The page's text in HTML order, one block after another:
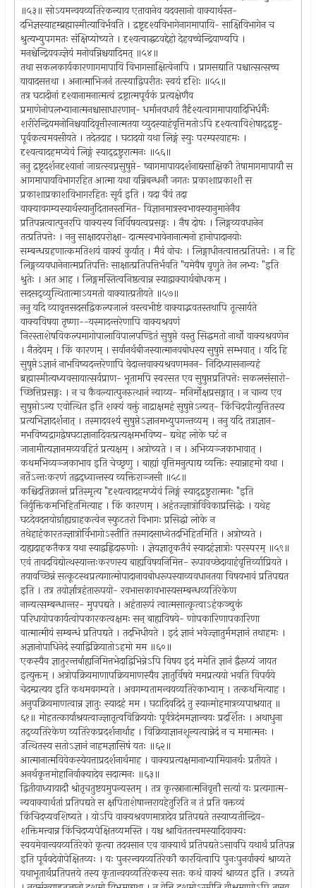
॥५३॥ सोऽयमन्वयव्यतिरेकन्याय एतावानेव यदवसानो वाक्यार्थस्त-
दभिज्ञस्याहम्ब्रह्मास्मीत्याविर्भवति । द्रष्टृदृश्यविभागेनागमापायि- साक्षिविभागेन च
श्रुत्यभ्युपगमतः संक्षिप्योच्यते । दृश्यत्वाद्घटवद्देहो देहवच्चेन्द्रियाण्यपि ।
मनश्चेन्द्रियवज्ज्ञेयं मनोवन्निश्चयादिमत् ॥५४॥
तथा सकलकार्यकारणागमापायि विभागसाक्षित्वेनापि । प्रागसद्याति पश्चात्सत्सच्च
यायादसत्तथा । अनात्माभिजनं तत्स्याद्विपरीतः स्वयं दृशिः ॥५५॥
तत्र घटादीनां दृश्यानामनात्मत्वं द्रष्ट्रात्मपूर्वकं प्रत्यक्षेणैव
प्रमाणेनोपलभ्यानात्मनश्चासाधारणान्- धर्मानवधार्य तैर्दृश्यत्वागमापायादिभिर्धर्मैः
शरीरेन्द्रियमनोनिश्चयादिवृत्तीरनात्मतया व्युदस्याहंवृत्तिमतोऽपि दृश्यत्वाविशेषाद्द्रष्टृ-
पूर्वकत्वमवसीयते । तदेतदाह । घटादयो यथा लिङ्गं स्युः परम्परयाहमः ।
दृश्यत्वादहमप्येवं लिङ्गं स्याद्द्रष्टुरात्मनः ॥५६॥
ननु द्रष्टृदर्शनदृश्यानां जाग्रत्स्वप्नसुषुप्ते- ष्वागमापायदर्शनाद्यसाक्षिकौ तेषामागमापायौ स
आगमापायविभागरहित आत्मा यथा यन्निबन्धनौ जगतः प्रकाशाप्रकाशौ स
प्रकाशाप्रकाशविभागरहितः सूर्य इति । यदा चैवं तदा
वाक्यावगम्यस्यार्थस्यानुदितानस्तमित- विज्ञानमात्रस्वभावस्यानुमानेनैव
प्रतिपन्नत्वात्पुनरपि वाक्यस्य निर्विषयत्वप्रसङ्गः । नैष दोषः । लिङ्गव्यवधानेन
तत्प्रतिपत्तेः । ननु साक्षादपरोक्षा- दात्मस्वभावेनानात्मनो हानोपादानयोः
सम्बन्धग्रहणात्कमतिशयं वाक्यं कुर्यात् । मैवं वोचः । लिङ्गाधीनत्वात्तत्प्रतिपत्तेः । न हि
लिङ्गव्यवधानेनात्मप्रतिपत्तिः साक्षात्प्रतिपत्तिर्भवति "यमेवैष वृणुते तेन लभ्यः "इति
श्रुतेः । अत आह । लिङ्गमस्तित्वनिष्ठत्वान्न स्याद्वाक्यार्थबोधकम् ।
सदसद्व्युत्थितात्माऽयमतो वाक्यात्प्रतीयते ॥५७॥
ननु यदि व्यावृत्तसदसद्विकल्पजालं वस्त्वभीष्टं वाक्याद्भवतस्तथापि तूत्सार्यते
वाक्यविषया तृष्णा--यस्मादन्तरेणापि वाक्यश्रवणं
निरस्ताशेषविकल्पमागोपालाविपालपण्डितं सुषुप्ते वस्तु सिद्धमतो नार्थो वाक्यश्रवणेन
। नैतदेवम् । किं कारणम् । सर्वानर्थबीजस्यात्मानवबोधस्य सुषुप्ते सम्भवात् । यदि हि
सुषुप्तेऽज्ञानं नाभविष्यदन्तरेणापि वेदान्तवाक्यश्रवणमनन- निदिध्यासनान्यहं
ब्रह्मास्मीत्यध्यवसायात्सर्वप्राण- भूतामपि स्वरसत एव सुषुप्तप्रतिपत्तेः सकलसंसारो-
च्छित्तिप्रसङ्गः । न च कैवल्यात्पुनरुत्थानं न्याय्य- मनिर्मोक्षप्रसङ्गात् । न चान्य एव
सुषुप्तोऽन्य एवोत्थित इति शक्यं वक्तुं नाद्राक्षमहं सुषुप्तेऽन्यत्- किंचिदपीत्युत्तितस्य
प्रत्यभिज्ञादर्शनात् । तस्मादवश्यं सुषुप्तेऽज्ञानमभ्युपगन्तव्यम् । ननु यदि तत्राज्ञान-
मभविष्यद्रागद्वेषघटाज्ञानादिवत्प्रत्यक्षमभविष्य- द्यथेह लोके घटं न
जानामीत्यज्ञानमव्यवहितं प्रत्यक्षम् । अत्रोच्यते । न । अभिव्यञ्जकाभावात् ।
कथमभिव्यञ्जकाभाव इति चेच्छृणु । बाह्यां वृत्तिमनुत्पाद्य व्यक्तिः स्यान्नाहमो यथा ।
नर्तेऽन्तःकरणं तद्वद्ध्वान्तस्य व्यक्तिराञ्जसी ॥५८॥
कश्चिदतिक्रान्तं प्रतिस्मृत्य "दृश्यत्वादहमप्येवं लिङ्गं स्याद्द्रष्टुरात्मनः "इति
निर्युक्तिकमभिहितमित्याह । किं कारणम् । अहंतज्ज्ञात्रोर्विवेकाप्रसिद्धेः । यथेह
घटदेवदत्तयोर्ग्राह्यग्राहकत्वेन स्फुटतरो विभागः प्रसिद्धो लोके न
तथेहाहंकारतज्ज्ञात्रोर्विभागोऽस्तीति तस्मादसाध्वेतदभिहितमिति । अत्रोच्यते ।
दाह्यदाहकतैकत्र यथा स्याद्वह्निदारुणोः । ज्ञेयज्ञातृकतैवं स्यादहंज्ञात्रोः परस्परम् ॥५९॥
एवं तावदविद्योत्थस्यान्तःकरणस्य बाह्यविषयनिमित्त- रूपावच्छेदायाहंवृत्तिर्व्याप्रियते ।
तयावच्छिन्नं सत्कूटस्थप्रत्यगात्मोपादानावबोधरूपस्याव्यवधानतया विषयभावं प्रतिपद्यत
इति । तत्र तयोर्ज्ञात्रहंतारूपयो- रवभासकावभास्यसम्बन्धव्यतिरेकेण
नान्यत्सम्बन्धान्तर- मुपपद्यते । अहंतारूपं त्वात्मसात्कृत्वाऽहंकञ्चुकं
परिधायोपकार्यत्वोपकारकत्वक्षमः सन् बाह्यविषये- णोपकारिणापकारिणा
वात्मात्मीयं सम्बन्धं प्रतिपद्यते । तदभिधीयते । इदं ज्ञानं भवेज्ज्ञातुर्ममज्ञानं तथाहमः ।
अज्ञानोपाधिनेदं स्याद्विक्रियातोऽहमो मम ॥६०॥
एकस्यैव ज्ञातुरन्तर्बाह्यनिमित्तभेदाद्विभिन्नेऽपि विषय इदं ममेति ज्ञानं द्वैरूप्यं जायत
इत्युक्तम् । अत्रोपक्रियमाणापक्रियमाणस्यैव ज्ञातुर्विषये ममप्रत्ययो भवति विपर्यये
चेदम्प्रत्यय इति कथमवगम्यते । अवगम्यतामन्वयव्यतिरेकाभ्याम् । तत्कथमित्याह ।
अनुपक्रियमाणत्वान्न ज्ञातुः स्यादहं मम । घटादिवदिदं तु स्यान्मोहमात्रव्यपाश्रयात् ॥
६१॥ मोहतत्कार्याश्रयत्वाज्ज्ञातृत्वविक्रिययोः पूर्वत्रेदंममज्ञान्वयः प्रदर्शितः । अथाधुना
तद्व्यतिरेकेण व्यतिरेकप्रदर्शनार्थाह । विक्रियाज्ञानशून्यत्वान्नेदं न च ममात्मनः ।
उत्थितस्य सतोऽज्ञानं नाहमज्ञासिषं यतः ॥६२॥
आत्मानात्मविवेकस्येयत्ताप्रदर्शनार्थमाह । वाक्यप्रत्यक्षमानाभ्यामियानर्थः प्रतीयते ।
अनर्थकृत्तमोहानिर्वाक्यादेव सदात्मनः ॥६३॥
द्वितीयाध्यायादौ श्रोतृचतुष्टयमुपन्यस्तम् । तत्र कृत्स्नानात्मनिवृत्तौ सत्यां यः प्रत्यगात्म-
न्यवाक्यार्थतां प्रतिपद्यते स क्षपिताशेषान्तरायहेतुरिति न तं प्रति वक्तव्यं
किंचिदप्यवशिष्यते । योऽपि वाक्यश्रवणमात्रादेव प्रतिपद्यते तस्याप्यतीन्द्रिय-
शक्तिमत्त्वान्न किंचिदप्यपेक्षितव्यमस्ति । यश्च श्राविततत्त्वमस्यादिवाक्यः
स्वयमेवान्वयव्यतिरेको कृत्वा तदवसान एव वाक्यार्थं प्रतिपद्यतेऽसावपि यथार्थं प्रतिपन्न
इति पूर्ववदेवोपेक्षितव्यः । यः पुनरन्वयव्यतिरेकौ कारयित्वापि पुनःपुनर्वाक्यं श्राव्यते
यथाभूतार्थप्रतिपत्तये तस्य कृतान्वयव्यतिरेकस्य सतः कथं वाक्यं श्राव्यत इति । उच्यते